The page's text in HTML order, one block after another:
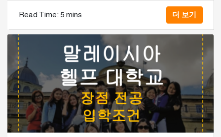
Read Time: 5 mins 더 보기